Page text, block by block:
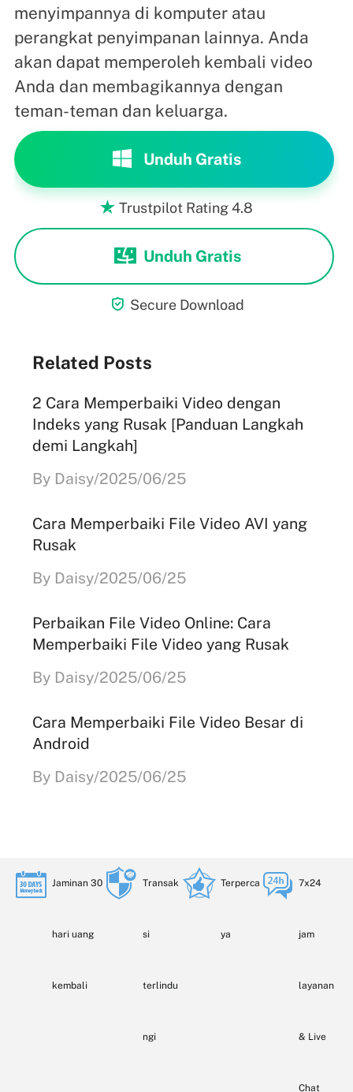
menyimpannya di komputer atau
perangkat penyimpanan lainnya. Anda
akan dapat memperoleh kembali video
Anda dan membagikannya dengan
teman-teman dan keluarga.
Unduh Gratis
 Trustpilot Rating 4.8
Unduh Gratis
 Secure Download
Related Posts
2 Cara Memperbaiki Video dengan
Indeks yang Rusak [Panduan Langkah
demi Langkah]
By Daisy/2025/06/25
Cara Memperbaiki File Video AVI yang
Rusak
By Daisy/2025/06/25
Perbaikan File Video Online: Cara
Memperbaiki File Video yang Rusak
By Daisy/2025/06/25
Cara Memperbaiki File Video Besar di
Android
By Daisy/2025/06/25
Jaminan 30
hari uang
kembali
Transak
si
terlindu
ngi
Terperca
ya
7x24
jam
layanan
& Live
Chat